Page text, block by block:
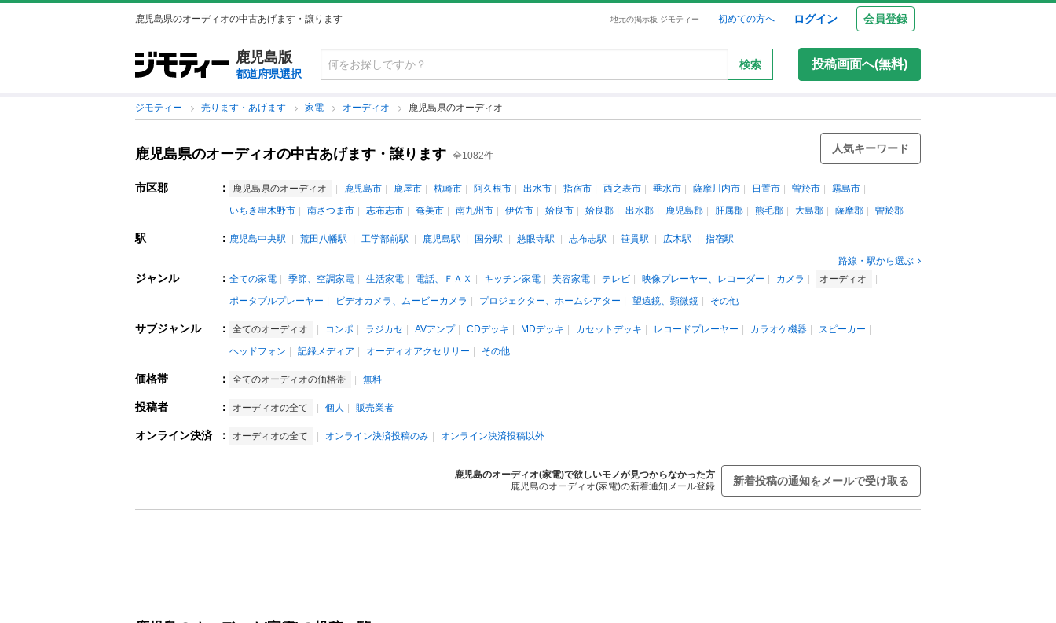
鹿児島県のオーディオの中古あげます・譲ります 地元の掲示板 ジモティー 初めての方へ ログイン 会員登録
鹿児島版
都道府県選択
検索 投稿画面へ(無料)
ジモティー 売ります・あげます 家電 オーディオ 鹿児島県のオーディオ
鹿児島県のオーディオの中古あげます・譲ります 全1082件
人気キーワード
市区郡 ： 鹿児島県のオーディオ 鹿児島市 鹿屋市 枕崎市 阿久根市 出水市 指宿市 西之表市 垂水市 薩摩川内市 日置市 曽於市
霧島市
いちき串木野市
南さつま市 志布志市 奄美市 南九州市 伊佐市 姶良市 姶良郡 出水郡 鹿児島郡 肝属郡 熊毛郡 大島郡 薩摩郡 曽於郡
駅 ： 鹿児島中央駅 荒田八幡駅 工学部前駅 鹿児島駅 国分駅 慈眼寺駅 志布志駅 笹貫駅 広木駅
指宿駅
路線・駅から選ぶ
ジャンル ： 全ての家電 季節、空調家電 生活家電 電話、ＦＡＸ キッチン家電 美容家電 テレビ 映像プレーヤー、レコーダー カメラ
オーディオ
ポータブルプレーヤー
ビデオカメラ、ムービーカメラ プロジェクター、ホームシアター 望遠鏡、顕微鏡 その他
サブジャンル ： 全てのオーディオ コンポ ラジカセ AVアンプ CDデッキ MDデッキ カセットデッキ レコードプレーヤー カラオケ機器
スピーカー
ヘッドフォン
記録メディア オーディオアクセサリー その他
価格帯 ： 全てのオーディオの価格帯 無料
投稿者 ： オーディオの全て 個人 販売業者
オンライン決済 ： オーディオの全て オンライン決済投稿のみ オンライン決済投稿以外
鹿児島のオーディオ(家電)で欲しいモノが見つからなかった方
鹿児島のオーディオ(家電)の新着通知メール登録
新着投稿の通知をメールで受け取る